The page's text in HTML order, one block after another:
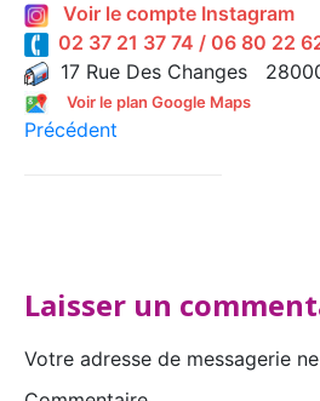
Voir le compte Instagram
02 37 21 37 74 / 06 80 22
17 Rue Des Changes
Voir le plan Google Maps
Précédent
Laisser un
Votre adresse de messagerie